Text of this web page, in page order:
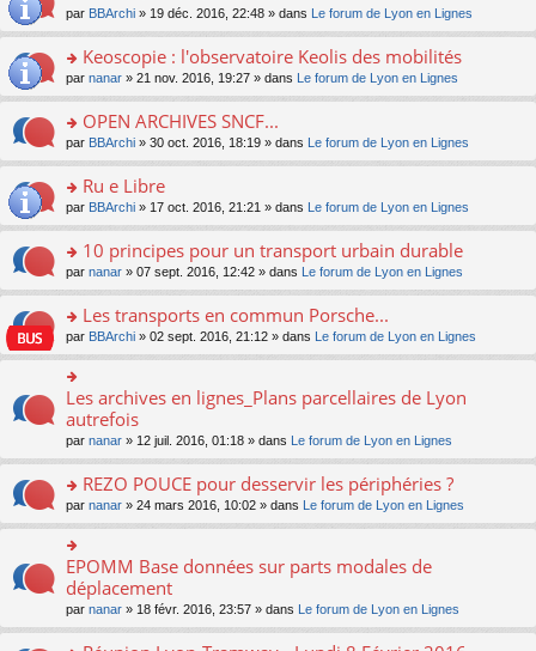
c
e
nt
pl
u
ré
c
e
nt
n
le
pl
u
ré
c
e
nt
g
e
n
n
le
pl
u
ré
c
e
nt
e
a
g
e
n
n
le
pl
u
ré
c
e
nt
er
le
m
e
a
g
e
n
n
le
pl
u
ré
c
e
nt
o
n
ult
er
le
m
e
a
g
e
n
n
le
pl
u
s
ré
c
e
nt
par BBArchi » 19 déc. 2016, 22:48 » dans Le forum de Lyon en Lignes
o
n
ult
er
le
m
e
a
g
e
n
n
le
pl
u
s
e
nt
Keoscopie : l'observatoire Keolis des mobilités
par nanar » 21 nov. 2016, 19:27 » dans Le forum de Lyon en Lignes
o
n
ult
er
le
m
e
a
g
e
n
o
lu
le
pl
u
s
c
nt
OPEN ARCHIVES SNCF...
par BBArchi » 30 oct. 2016, 18:19 » dans Le forum de Lyon en Lignes
o
n
ult
er
le
m
e
s
g
e
n
o
lu
le
pl
u
s
ré
e
Ru e Libre
par BBArchi » 17 oct. 2016, 21:21 » dans Le forum de Lyon en Lignes
o
n
ult
er
le
m
s
a
e
n
o
n
lu
le
pl
u
s
10 principes pour un transport urbain durable
par nanar » 07 sept. 2016, 12:42 » dans Le forum de Lyon en Lignes
o
n
s
ult
er
le
m
e
s
a
e
n
o
n
Les transports en commun Porsche...
par BBArchi » 02 sept. 2016, 21:12 » dans Le forum de Lyon en Lignes
n
ult
er
le
m
e
s
s
a
g
e
n
o
Les archives en lignes_Plans parcellaires de Lyon
autrefois
par nanar » 12 juil. 2016, 01:18 » dans Le forum de Lyon en Lignes
o
n
s
ult
er
le
m
e
REZO POUCE pour desservir les périphéries ?
par nanar » 24 mars 2016, 10:02 » dans Le forum de Lyon en Lignes
o
n
ult
er
EPOMM Base données sur parts modales de
déplacement
par nanar » 18 févr. 2016, 23:57 » dans Le forum de Lyon en Lignes